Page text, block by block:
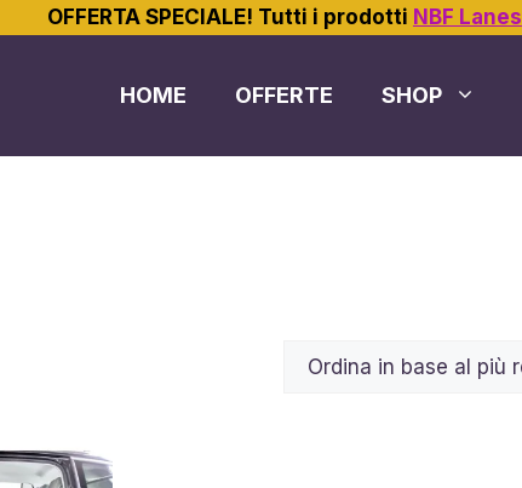
OFFERTA SPECIALE! Tutti i prodotti NBF Lanes
HOME OFFERTE SHOP